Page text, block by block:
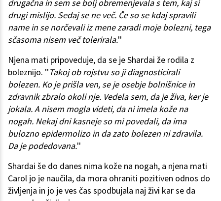
drugačna in sem se bolj obremenjevala s tem, kaj si
drugi mislijo. Sedaj se ne več. Če so se kdaj spravili
name in se norčevali iz mene zaradi moje bolezni, tega
sčasoma nisem več tolerirala.''
Njena mati pripoveduje, da se je Shardai že rodila z
boleznijo. ''Takoj ob rojstvu so ji diagnosticirali
bolezen. Ko je prišla ven, se je osebje bolnišnice in
zdravnik zbralo okoli nje. Vedela sem, da je živa, ker je
jokala. A nisem mogla videti, da ni imela kože na
nogah. Nekaj dni kasneje so mi povedali, da ima
bulozno epidermolizo in da zato bolezen ni zdravila.
Da je podedovana.''
Shardai še do danes nima kože na nogah, a njena mati
Carol jo je naučila, da mora ohraniti pozitiven odnos do
življenja in jo je ves čas spodbujala naj živi kar se da